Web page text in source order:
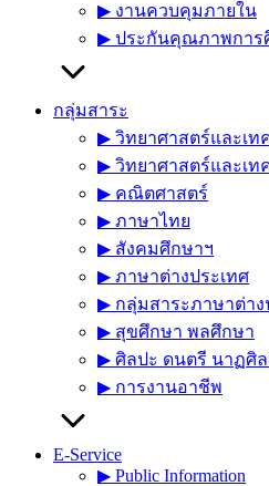
▶︎ งานควบคุมภายใน
▶︎ ประกันคุณภาพการ
กลุ่มสาระ
▶︎ วิทยาศาสตร์และเท
▶︎ วิทยาศาสตร์และเท
▶︎ คณิตศาสตร์
▶︎ ภาษาไทย
▶︎ สังคมศึกษาฯ
▶︎ ภาษาต่างประเทศ
▶︎ กลุ่มสาระภาษาต่าง
▶︎ สุขศึกษา พลศึกษา
▶︎ ศิลปะ ดนตรี นาฏศิล
▶︎ การงานอาชีพ
E-Service
▶︎ Public Information